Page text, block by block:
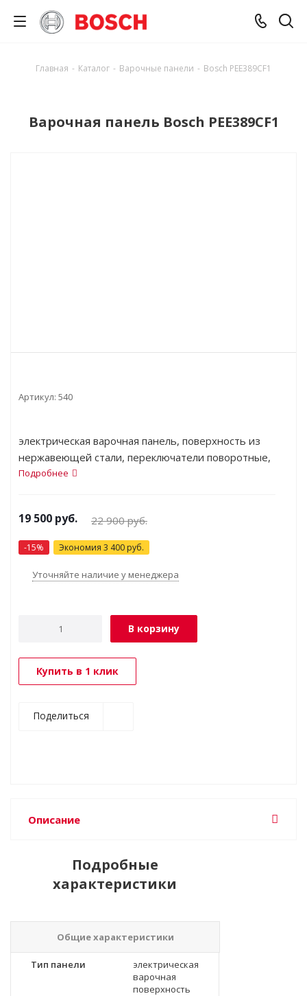
Главная - Каталог - Варочные панели - Bosch PEE389CF1
Варочная панель Bosch PEE389CF1
Артикул: 540
электрическая варочная панель, поверхность из
нержавеющей стали, переключатели поворотные,
независимая установка, габариты (ШхГ)
Подробнее
19 500 руб. 22 900руб.
-15% Экономия 3 400 руб.
Уточняйте наличие у менеджера
В корзину
Купить в 1 клик
Поделиться
Описание
Подробные
характеристики
Общие характеристики
Тип панели
электрическая
варочная
поверхность